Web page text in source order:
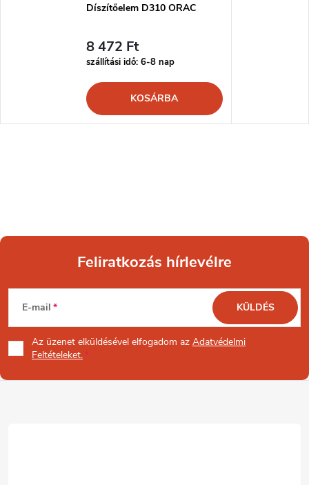
Díszítőelem D310 ORAC
8 472 Ft
szállítási idő: 6-8 nap
KOSÁRBA
L
á
b
Feliratkozás hírlevélre
E-mail
Az üzenet elküldésével elfogadom az Adatvédelmi
Feltételeket.
KÜLDÉS